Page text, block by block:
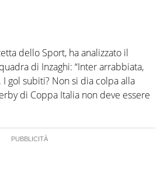
dello Sport, ha analizzato il
di Inzaghi: “Inter arrabbiata,
gol subiti? Non si dia colpa alla
di Coppa Italia non deve essere